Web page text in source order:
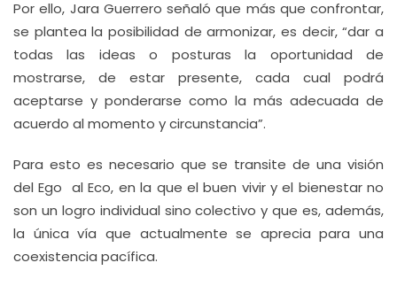
Por ello, Jara Guerrero señaló que más que confrontar,
se plantea la posibilidad de armonizar, es decir, “dar a
todas las ideas o posturas la oportunidad de
mostrarse, de estar presente, cada cual podrá
aceptarse y ponderarse como la más adecuada de
acuerdo al momento y circunstancia”.
Para esto es necesario que se transite de una visión
del Ego al Eco, en la que el buen vivir y el bienestar no
son un logro individual sino colectivo y que es, además,
la única vía que actualmente se aprecia para una
coexistencia pacífica.